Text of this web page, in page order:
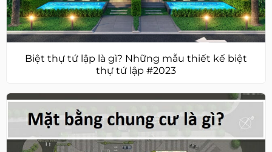
Biệt thự tứ lập là gì? Những mẫu thiết kế biệt
thự tứ lập #2023